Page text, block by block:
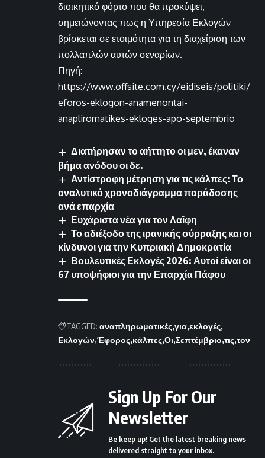
διοικητικό φόρτο που θα προκύψει,
σημειώνοντας πως η Υπηρεσία Εκλογών
βρίσκεται σε ετοιμότητα για τη διαχείριση των
πολλαπλών αυτών σεναρίων.
Πηγή:
https://www.offsite.com.cy/eidiseis/politiki/
eforos-eklogon-anamenontai-
anapliromatikes-ekloges-apo-septembrio
Διατήρησαν το αήττητο οι μεν, έκαναν
βήμα ανόδου οι δε.
Αντίστροφη μέτρηση για τις κάλπες: Το
αναλυτικό χρονοδιάγραμμα παράδοσης
ανά επαρχία
Ευχάριστα νέα για τον Λαΐφη
Το αδιέξοδο της ιρανικής σύρραξης και οι
κίνδυνοι για την Κυπριακή Δημοκρατία
Βουλευτικές Εκλογές 2026: Αυτοί είναι οι
67 υποψήφιοι για την Επαρχία Πάφου
TAGGED: αναπληρωματικές για εκλογές
Εκλογών Έφορος κάλπες Οι Σεπτέμβριο τις τον
Sign Up For Our
Newsletter
Be keep up! Get the latest breaking news
delivered straight to your inbox.